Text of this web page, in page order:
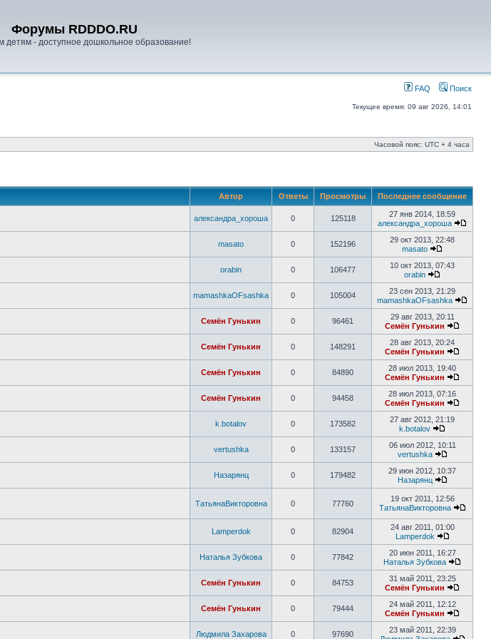
Форумы RDDDO.RU
детям - доступное дошкольное образование!
FAQ Поиск
Текущее время: 09 авг 2026, 14:01
Часовой пояс: UTC + 4 часа
Автор Ответы Просмотры Последнее сообщение
александра_хороша 0 125118
27 янв 2014, 18:59
александра_хороша
masato 0 152196
29 окт 2013, 22:48
masato
orabin 0 106477
10 окт 2013, 07:43
orabin
mamashkaOFsashka 0 105004
23 сен 2013, 21:29
mamashkaOFsashka
Семён Гунькин 0 96461
29 авг 2013, 20:11
Семён Гунькин
Семён Гунькин 0 148291
28 авг 2013, 20:24
Семён Гунькин
Семён Гунькин 0 84890
28 июл 2013, 19:40
Семён Гунькин
Семён Гунькин 0 94458
28 июл 2013, 07:16
Семён Гунькин
k.botalov 0 173582
27 авг 2012, 21:19
k.botalov
vertushka 0 133157
06 июл 2012, 10:11
vertushka
Назарянц 0 179482
29 июн 2012, 10:37
Назарянц
ТатьянаВикторовна 0 77760
19 окт 2011, 12:56
ТатьянаВикторовна
Lamperdok 0 82904
24 авг 2011, 01:00
Lamperdok
Наталья Зубкова 0 77842
20 июн 2011, 16:27
Наталья Зубкова
Семён Гунькин 0 84753
31 май 2011, 23:25
Семён Гунькин
Семён Гунькин 0 79444
24 май 2011, 12:12
Семён Гунькин
Людмила Захарова 0 97690
23 май 2011, 22:39